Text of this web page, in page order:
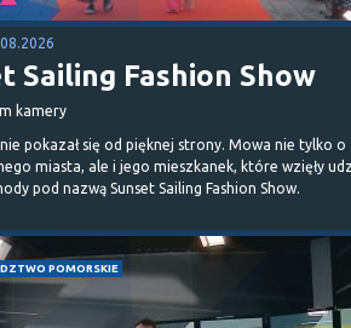
Sailing Fashion Show
kamery
pokazał się od pięknej strony. Mowa nie tylko o
miasta, ale i jego mieszkanek, które wzięły
pod nazwą Sunset Sailing Fashion Show.
POMORSKIE